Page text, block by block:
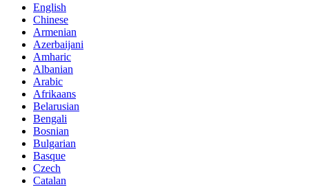
English
Chinese
Armenian
Azerbaijani
Amharic
Albanian
Arabic
Afrikaans
Belarusian
Bengali
Bosnian
Bulgarian
Basque
Czech
Catalan